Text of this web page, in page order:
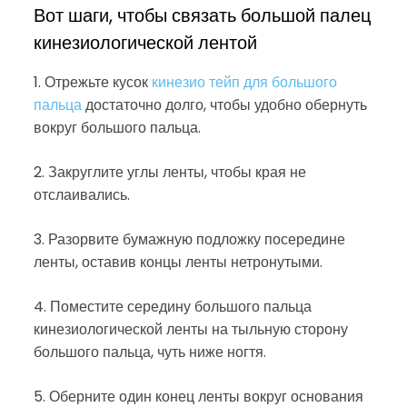
Вот шаги, чтобы связать большой палец
кинезиологической лентой
1. Отрежьте кусок кинезио тейп для большого
пальцадостаточно долго, чтобы удобно обернуть
вокруг большого пальца.
2. Закруглите углы ленты, чтобы края не
отслаивались.
3. Разорвите бумажную подложку посередине
ленты, оставив концы ленты нетронутыми.
4. Поместите середину большого пальца
кинезиологической ленты на тыльную сторону
большого пальца, чуть ниже ногтя.
5. Оберните один конец ленты вокруг основания